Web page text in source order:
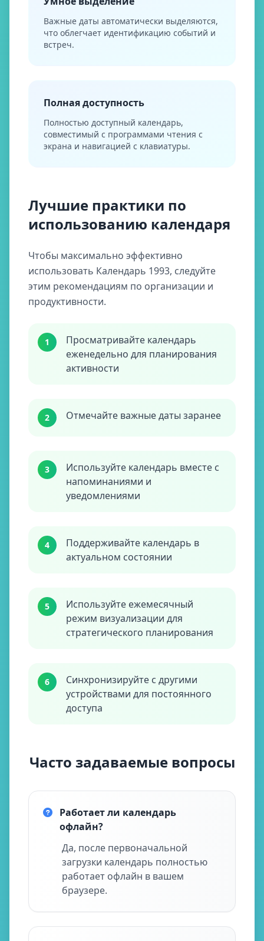
Важные даты автоматически выделяются,
что облегчает идентификацию событий и
встреч.
Полная доступность
Полностью доступный календарь,
совместимый с программами чтения с
экрана и навигацией с клавиатуры.
Лучшие практики по
использованию календаря
Чтобы максимально эффективно
использовать Календарь 1993, следуйте
этим рекомендациям по организации и
продуктивности.
1
Просматривайте календарь
еженедельно для планирования
активности
2 Отмечайте важные даты заранее
3
Используйте календарь вместе с
напоминаниями и
уведомлениями
4
Поддерживайте календарь в
актуальном состоянии
5
Используйте ежемесячный
режим визуализации для
стратегического планирования
6
Синхронизируйте с другими
устройствами для постоянного
доступа
Часто задаваемые вопросы
Работает ли календарь
офлайн?
Да, после первоначальной
загрузки календарь полностью
работает офлайн в вашем
браузере.